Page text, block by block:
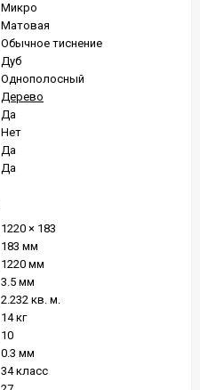
Микро
Матовая
Обычное тиснение
Дуб
Однополосный
Дерево
Да
Нет
Да
Да
1220 × 183
183 мм
1220 мм
3.5 мм
2.232 кв. м.
14 кг
10
0.3 мм
34 класс